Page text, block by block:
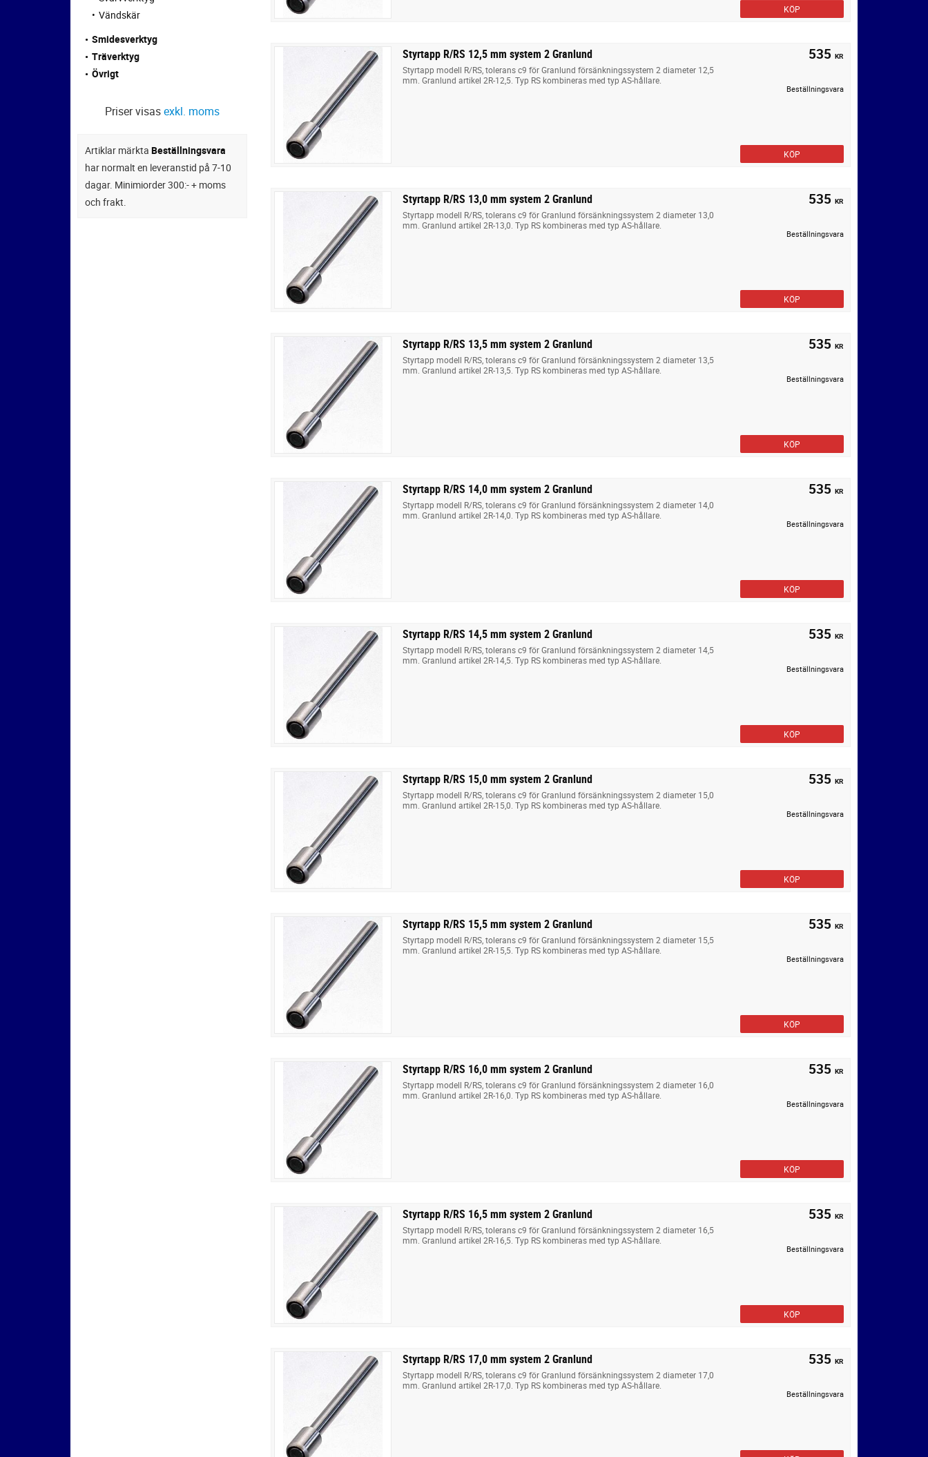
KÖP
Styrtapp R/RS 12,5 mm system 2 Granlund
Styrtapp modell R/RS, tolerans c9 för Granlund försänkningssystem 2 diameter 12,5
mm. Granlund artikel 2R-12,5. Typ RS kombineras med typ AS-hållare.
535 KR
Beställningsvara
KÖP
Styrtapp R/RS 13,0 mm system 2 Granlund
Styrtapp modell R/RS, tolerans c9 för Granlund försänkningssystem 2 diameter 13,0
mm. Granlund artikel 2R-13,0. Typ RS kombineras med typ AS-hållare.
535 KR
Beställningsvara
KÖP
Styrtapp R/RS 13,5 mm system 2 Granlund
Styrtapp modell R/RS, tolerans c9 för Granlund försänkningssystem 2 diameter 13,5
mm. Granlund artikel 2R-13,5. Typ RS kombineras med typ AS-hållare.
535 KR
Beställningsvara
KÖP
Styrtapp R/RS 14,0 mm system 2 Granlund
Styrtapp modell R/RS, tolerans c9 för Granlund försänkningssystem 2 diameter 14,0
mm. Granlund artikel 2R-14,0. Typ RS kombineras med typ AS-hållare.
535 KR
Beställningsvara
KÖP
Styrtapp R/RS 14,5 mm system 2 Granlund
Styrtapp modell R/RS, tolerans c9 för Granlund försänkningssystem 2 diameter 14,5
mm. Granlund artikel 2R-14,5. Typ RS kombineras med typ AS-hållare.
535 KR
Beställningsvara
KÖP
Styrtapp R/RS 15,0 mm system 2 Granlund
Styrtapp modell R/RS, tolerans c9 för Granlund försänkningssystem 2 diameter 15,0
mm. Granlund artikel 2R-15,0. Typ RS kombineras med typ AS-hållare.
535 KR
Beställningsvara
KÖP
Styrtapp R/RS 15,5 mm system 2 Granlund
Styrtapp modell R/RS, tolerans c9 för Granlund försänkningssystem 2 diameter 15,5
mm. Granlund artikel 2R-15,5. Typ RS kombineras med typ AS-hållare.
535 KR
Beställningsvara
KÖP
Styrtapp R/RS 16,0 mm system 2 Granlund
Styrtapp modell R/RS, tolerans c9 för Granlund försänkningssystem 2 diameter 16,0
mm. Granlund artikel 2R-16,0. Typ RS kombineras med typ AS-hållare.
535 KR
Beställningsvara
KÖP
Styrtapp R/RS 16,5 mm system 2 Granlund
Styrtapp modell R/RS, tolerans c9 för Granlund försänkningssystem 2 diameter 16,5
mm. Granlund artikel 2R-16,5. Typ RS kombineras med typ AS-hållare.
535 KR
Beställningsvara
KÖP
Styrtapp R/RS 17,0 mm system 2 Granlund
Styrtapp modell R/RS, tolerans c9 för Granlund försänkningssystem 2 diameter 17,0
mm. Granlund artikel 2R-17,0. Typ RS kombineras med typ AS-hållare.
535 KR
Beställningsvara
Vändskär
Smidesverktyg
Träverktyg
Övrigt
Priser visasexkl. moms
Artiklar märkta Beställningsvara
har normalt en leveranstid på 7-10
dagar. Minimiorder 300:- + moms
och frakt.